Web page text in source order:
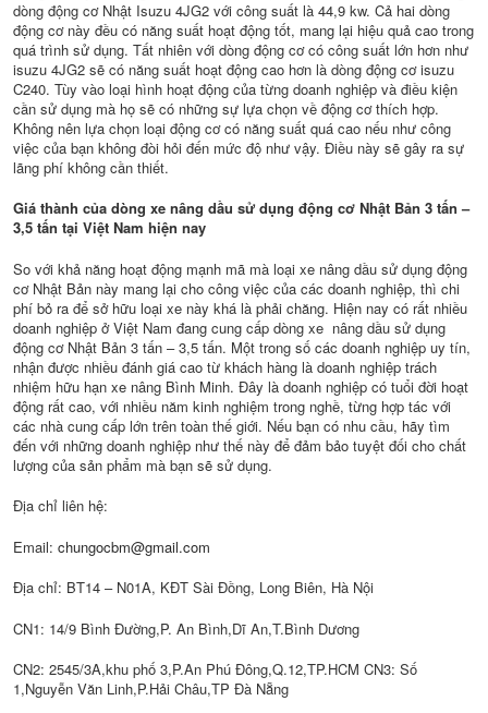
dòng động cơ Nhật Isuzu 4JG2 với công suất là 44,9 kw. Cả hai dòng
động cơ này đều có năng suất hoạt động tốt, mang lại hiệu quả cao trong
quá trình sử dụng. Tất nhiên với dòng động cơ có công suất lớn hơn như
isuzu 4JG2 sẽ có năng suất hoạt động cao hơn là dòng động cơ isuzu
C240. Tùy vào loại hình hoạt động của từng doanh nghiệp và điều kiện
cần sử dụng mà họ sẽ có những sự lựa chọn về động cơ thích hợp.
Không nên lựa chọn loại động cơ có năng suất quá cao nếu như công
việc của bạn không đòi hỏi đến mức độ như vậy. Điều này sẽ gây ra sự
lãng phí không cần thiết.
Giá thành của dòng xe nâng dầu sử dụng động cơ Nhật Bản 3 tấn –
3,5 tấn tại Việt Nam hiện nay
So với khả năng hoạt động mạnh mã mà loại xe nâng dầu sử dụng động
cơ Nhật Bản này mang lại cho công việc của các doanh nghiệp, thì chi
phí bỏ ra để sở hữu loại xe này khá là phải chăng. Hiện nay có rất nhiều
doanh nghiệp ở Việt Nam đang cung cấp dòng xe nâng dầu sử dụng
động cơ Nhật Bản 3 tấn – 3,5 tấn. Một trong số các doanh nghiệp uy tín,
nhận được nhiều đánh giá cao từ khách hàng là doanh nghiệp trách
nhiệm hữu hạn xe nâng Bình Minh. Đây là doanh nghiệp có tuổi đời hoạt
động rất cao, với nhiều năm kinh nghiệm trong nghề, từng hợp tác với
các nhà cung cấp lớn trên toàn thế giới. Nếu bạn có nhu cầu, hãy tìm
đến với những doanh nghiệp như thế này để đảm bảo tuyệt đối cho chất
lượng của sản phẩm mà bạn sẽ sử dụng.
Địa chỉ liên hệ:
Email: chungocbm@gmail.com
Địa chỉ: BT14 – N01A, KĐT Sài Đồng, Long Biên, Hà Nội
CN1: 14/9 Bình Đường,P. An Bình,Dĩ An,T.Bình Dương
CN2: 2545/3A,khu phố 3,P.An Phú Đông,Q.12,TP.HCM CN3: Số
1,Nguyễn Văn Linh,P.Hải Châu,TP Đà Nẵng